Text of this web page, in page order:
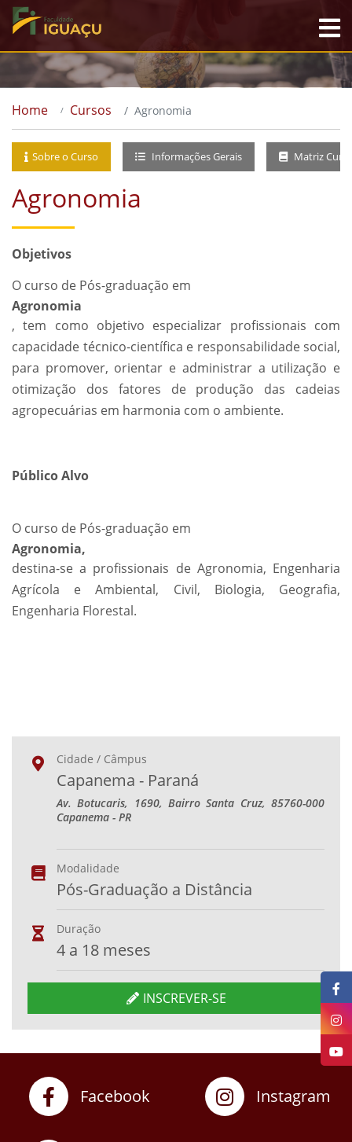
Home Cursos Agronomia
Sobre o Curso Informações Gerais Matriz
Agronomia
Objetivos
O curso de Pós-graduação em
Agronomia
, tem como objetivo especializar profissionais com
capacidade técnico-científica e responsabilidade social,
para promover, orientar e administrar a utilização e
otimização dos fatores de produção das cadeias
agropecuárias em harmonia com o ambiente.
Público Alvo
O curso de Pós-graduação em
Agronomia,
destina-se a profissionais de Agronomia, Engenharia
Agrícola e Ambiental, Civil, Biologia, Geografia,
Engenharia Florestal.
Cidade / Câmpus
Capanema - Paraná
Av. Botucaris, 1690, Bairro Santa Cruz, 85760-000
Capanema - PR
Modalidade
Pós-Graduação a Distância
Duração
4 a 18 meses
INSCREVER-SE
Facebook Instagram